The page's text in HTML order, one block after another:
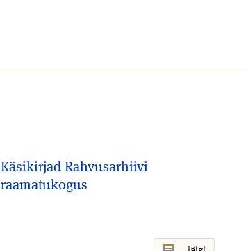
Käsikirjad Rahvusarhiivi
raamatukogus